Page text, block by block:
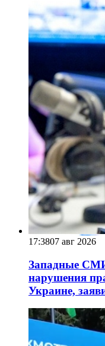
17:3807 авг 2026
Западные
нарушения
Украине,